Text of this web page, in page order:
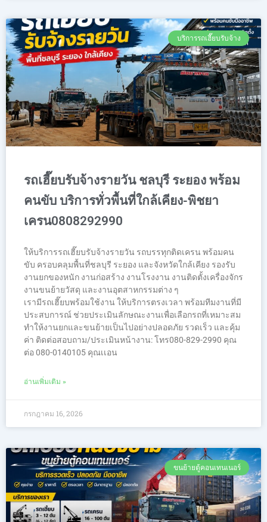
บริการรถเฮี๊ยบรับจ้าง
รถเฮี๊ยบรับจ้างรายวัน ชลบุรี ระยอง พร้อม
คนขับ บริการทั่วพื้นที่ใกล้เคียง-พิชยา
เครน0808292990
ให้บริการรถเฮี๊ยบรับจ้างรายวัน รถบรรทุกติดเครน พร้อมคน
ขับ ครอบคลุมพื้นที่ชลบุรี ระยอง และจังหวัดใกล้เคียง รองรับ
งานยกของหนัก งานก่อสร้าง งานโรงงาน งานติดตั้งเครื่องจักร
งานขนย้ายวัสดุ และงานอุตสาหกรรมต่าง ๆ
เรามีรถเฮี๊ยบพร้อมใช้งาน ให้บริการตรงเวลา พร้อมทีมงานที่มี
ประสบการณ์ ช่วยประเมินลักษณะงานเพื่อเลือกรถที่เหมาะสม
ทำให้งานยกและขนย้ายเป็นไปอย่างปลอดภัย รวดเร็ว และคุ้ม
ค่า ติดต่อสอบถาม/ประเมินหน้างาน: โทร080-829-2990 คุณ
ต่อ 080-0140105 คุณเเอน
อ่านเพิ่มเติม »
กรกฎาคม 16, 2026
ขนย้ายตู้คอนเทนเนอร์